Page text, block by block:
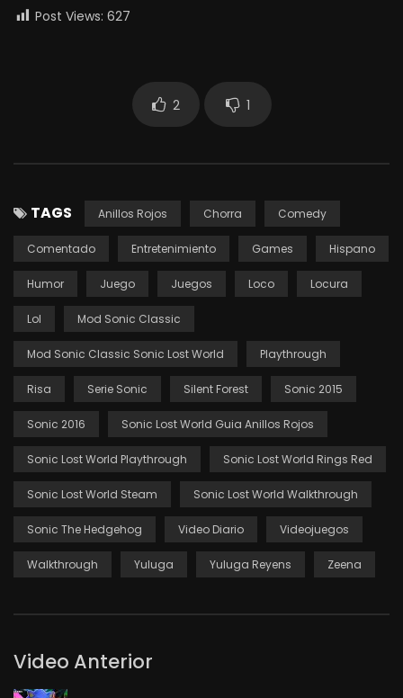
Post Views: 627
2 1
TAGS Anillos Rojos Chorra Comedy
Comentado Entretenimiento Games Hispano
Humor Juego Juegos Loco Locura
Lol Mod Sonic Classic
Mod Sonic Classic Sonic Lost World Playthrough
Risa Serie Sonic Silent Forest Sonic 2015
Sonic 2016 Sonic Lost World Guia Anillos Rojos
Sonic Lost World Playthrough Sonic Lost World Rings Red
Sonic Lost World Steam Sonic Lost World Walkthrough
Sonic The Hedgehog Video Diario Videojuegos
Walkthrough Yuluga Yuluga Reyens Zeena
Video Anterior